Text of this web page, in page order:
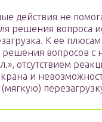
действия не
решения вопроса
К ее плюсам
решения вопросов с
отсутствием
и